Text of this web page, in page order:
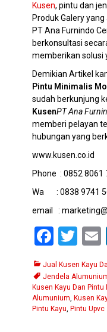
Kusen, pintu dan
Produk Galery
PT Ana Furnindo
berkonsultasi
memberikan solusi
Demikian Artikel
Pintu Minimalis
sudah berkunjung
KusenPT Ana
memberi pelayan
hubungan yang
www.kusen.co.id
Phone : 0852 8061
Wa : 0838 9741
email :
F
a
ce
b
o
T
tt
er
Categories
Jual Kusen Kayu
Jendela
Kusen Kayu Dan
Alumunium, Kusen
Pintu Kayu, Pintu Upvc